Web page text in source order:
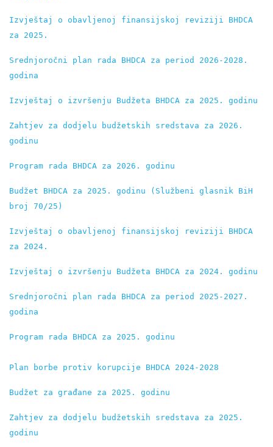
Izvještaj o obavlјenoj finansijskoj reviziji BHDCA
za 2025.
Srednjoročni plan rada BHDCA za period 2026-2028.
godina
Izvještaj o izvršenju Budžeta BHDCA za 2025. godinu
Zahtjev za dodjelu budžetskih sredstava za 2026.
godinu
Program rada BHDCA za 2026. godinu
Budžet BHDCA za 2025. godinu (Službeni glasnik BiH
broj 70/25)
Izvještaj o obavlјenoj finansijskoj reviziji BHDCA
za 2024.
Izvještaj o izvršenju Budžeta BHDCA za 2024. godinu
Srednjoročni plan rada BHDCA za period 2025-2027.
godina
Program rada BHDCA za 2025. godinu
Plan borbe protiv korupcije BHDCA 2024-2028
Budžet za građane za 2025. godinu
Zahtjev za dodjelu budžetskih sredstava za 2025.
godinu